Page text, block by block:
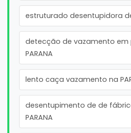
estruturado desentupidora
detecção de vazamento
PARANA
lento caça vazamento na
desentupimento de de
PARANA